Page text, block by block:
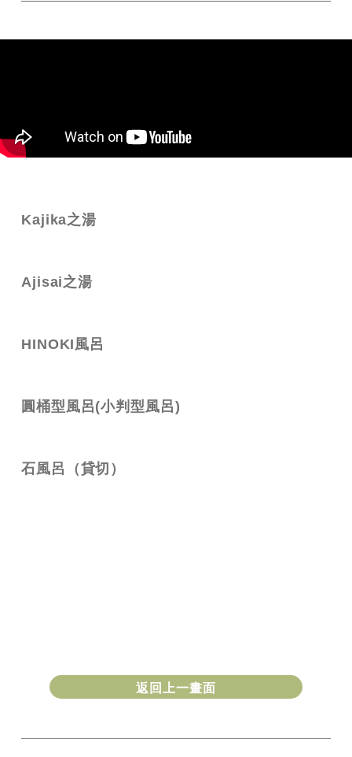
Kajika之湯
Ajisai之湯
HINOKI風呂
圓桶型風呂(小判型風呂)
石風呂（貸切）
返回上一畫面